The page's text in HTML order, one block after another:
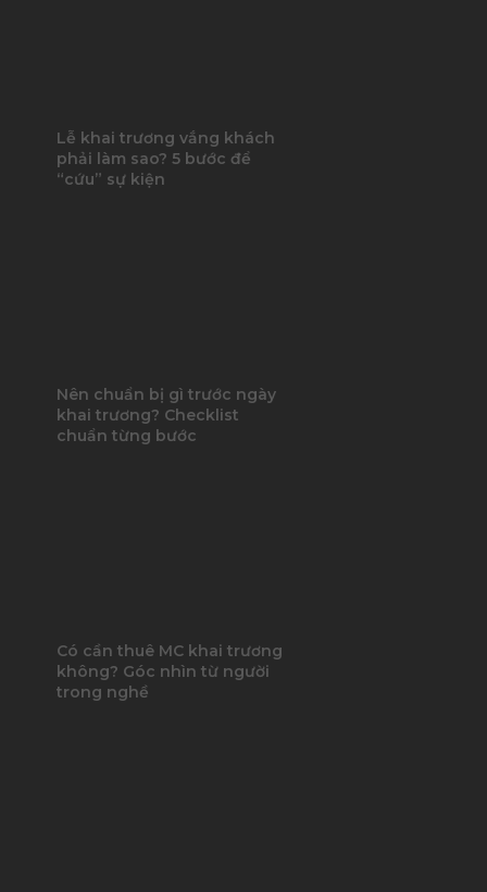
Lễ khai trương vắng khách
phải làm sao? 5 bước để
“cứu” sự kiện
Nên chuẩn bị gì trước ngày
khai trương? Checklist
chuẩn từng bước
Có cần thuê MC khai trương
không? Góc nhìn từ người
trong nghề